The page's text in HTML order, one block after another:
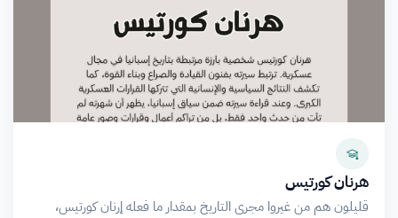
هرنان كورتيس
قليلون هم من غيروا مجرى التاريخ بمقدار ما فعله إرنان كورتيس،